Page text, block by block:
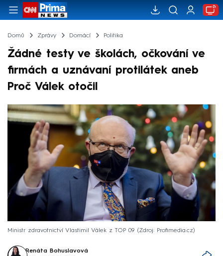
Domů Zprávy Domácí Politika
Žádné testy ve školách, očkování ve
firmách a uznávaní protilátek aneb
Proč Válek otočil
Ministr zdravotnictví Vlastimil Válek z TOP 09 Zdroj: Profimedia.cz
Renáta Bohuslavová